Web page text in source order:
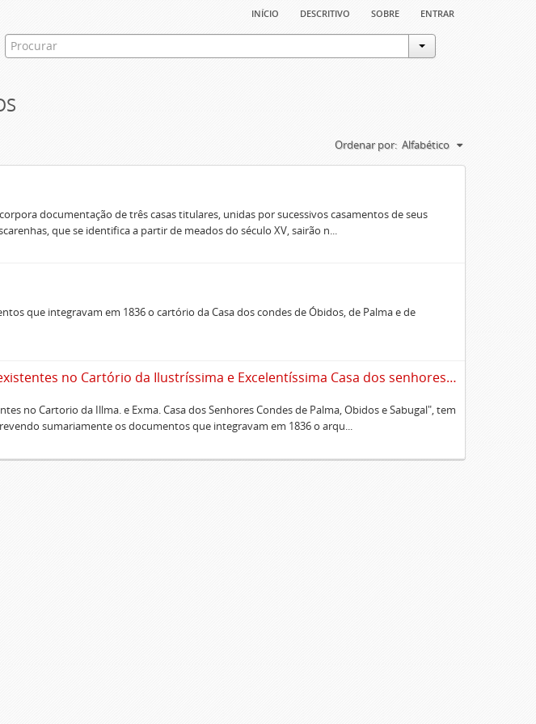
início descritivo sobre entrar
Ordenar por: Alfabético
documentação de três casas titulares, unidas por sucessivos casamentos de seus
que se identifica a partir de meados do século XV, sairão n...
que integravam em 1836 o cartório da Casa dos condes de Óbidos, de Palma e de
Sumário alfabético dos documentos existentes no Cartório da Ilustríssima e Excelentíssima Casa dos senhores condes de Palma, Óbidos e Sabugal
no Cartorio da Illma. e Exma. Casa dos Senhores Condes de Palma, Obidos e Sabugal", tem
sumariamente os documentos que integravam em 1836 o arqu...